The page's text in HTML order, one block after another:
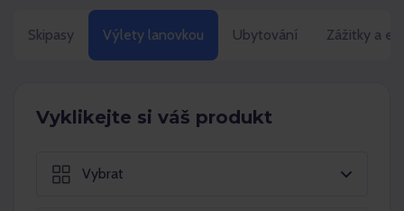
Skipasy Výlety lanovkou Ubytování Zážitky a
Vyklikejte si váš produkt
Vybrat